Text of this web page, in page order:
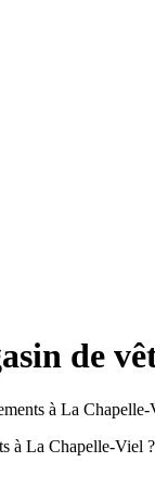
de
à La
à La Chapelle-Viel